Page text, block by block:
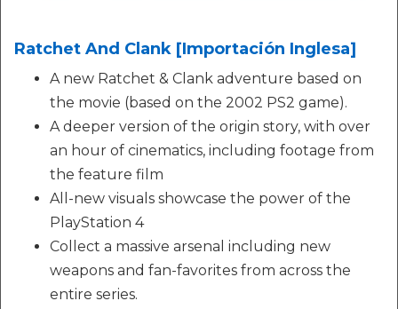
Ratchet And Clank [Importación Inglesa]
A new Ratchet & Clank adventure based on
the movie (based on the 2002 PS2 game).
A deeper version of the origin story, with over
an hour of cinematics, including footage from
the feature film
All-new visuals showcase the power of the
PlayStation 4
Collect a massive arsenal including new
weapons and fan-favorites from across the
entire series.